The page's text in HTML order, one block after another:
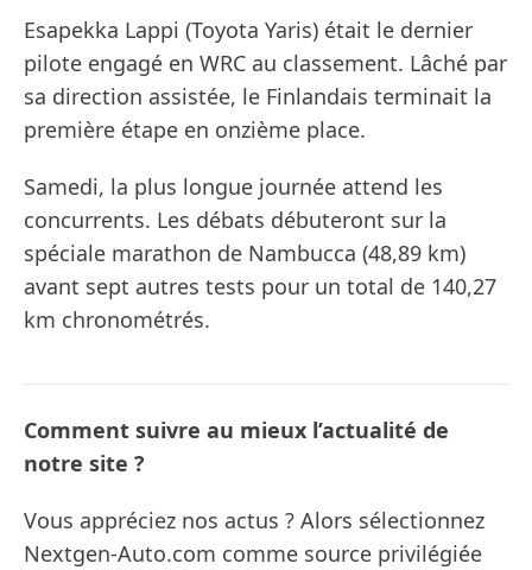
Esapekka Lappi (Toyota Yaris) était le dernier
pilote engagé en WRC au classement. Lâché par
sa direction assistée, le Finlandais terminait la
première étape en onzième place.
Samedi, la plus longue journée attend les
concurrents. Les débats débuteront sur la
spéciale marathon de Nambucca (48,89 km)
avant sept autres tests pour un total de 140,27
km chronométrés.
Comment suivre au mieux l’actualité de
notre site ?
Vous appréciez nos actus ? Alors sélectionnez
Nextgen-Auto.com comme source privilégiée